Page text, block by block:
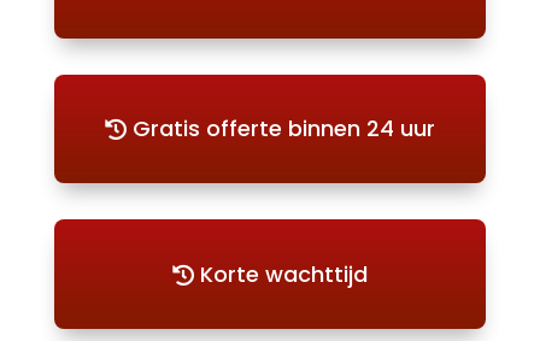
Gratis offerte binnen 24 uur
Korte wachttijd